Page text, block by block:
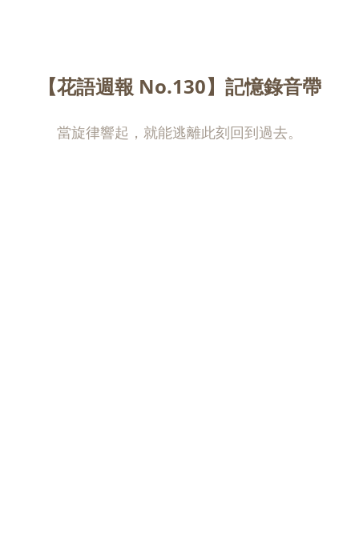
【花語週報 No.130】記憶錄音帶
當旋律響起，就能逃離此刻回到過去。